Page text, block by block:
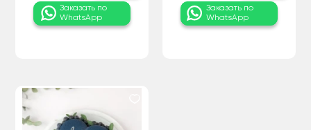
Заказать по
WhatsApp
Заказать по
WhatsApp